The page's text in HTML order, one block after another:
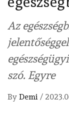
Az
szó. Egyre
By Demi /